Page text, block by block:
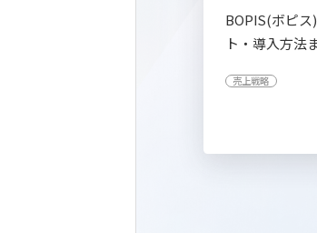
BOPIS(ボピ
ト・導入方法
売上戦略